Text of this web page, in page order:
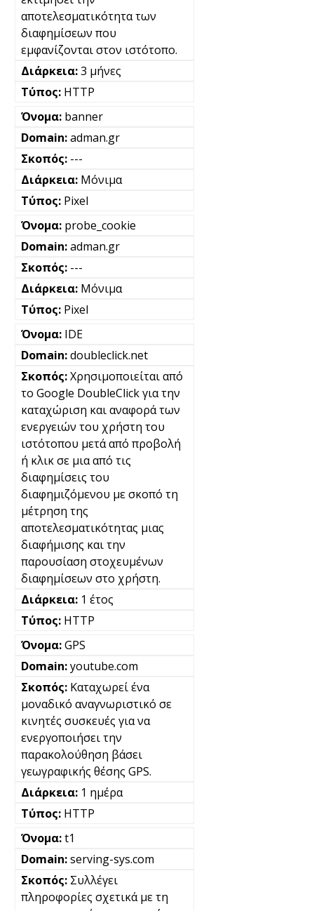
αποτελεσματικότητα των
διαφημίσεων που
εμφανίζονται στον ιστότοπο.
3 μήνες
HTTP
banner
adman.gr
---
Μόνιμα
Pixel
probe_cookie
adman.gr
---
Μόνιμα
Pixel
IDE
doubleclick.net
Χρησιμοποιείται από
το Google DoubleClick για την
καταχώριση και αναφορά των
ενεργειών του χρήστη του
ιστότοπου μετά από προβολή
ή κλικ σε μια από τις
διαφημίσεις του
διαφημιζόμενου με σκοπό τη
μέτρηση της
αποτελεσματικότητας μιας
διαφήμισης και την
παρουσίαση στοχευμένων
διαφημίσεων στο χρήστη.
1 έτος
HTTP
GPS
youtube.com
Καταχωρεί ένα
μοναδικό αναγνωριστικό σε
κινητές συσκευές για να
ενεργοποιήσει την
παρακολούθηση βάσει
γεωγραφικής θέσης GPS.
1 ημέρα
HTTP
t1
serving-sys.com
Συλλέγει
πληροφορίες σχετικά με τη